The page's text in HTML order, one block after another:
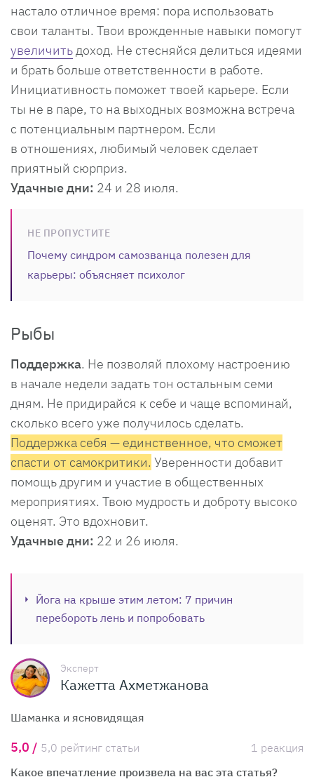
настало отличное время: пора использовать
свои таланты. Твои врожденные навыки помогут
увеличитьдоход. Не стесняйся делиться идеями
и брать больше ответственности в работе.
Инициативность поможет твоей карьере. Если
ты не в паре, то на выходных возможна встреча
с потенциальным партнером. Если
в отношениях, любимый человек сделает
приятный сюрприз.
Удачные дни: 24 и 28 июля.
НЕ ПРОПУСТИТЕ
Почему синдром самозванца полезен для
карьеры: объясняет психолог
Рыбы
Поддержка. Не позволяй плохому настроению
в начале недели задать тон остальным семи
дням. Не придирайся к себе и чаще вспоминай,
сколько всего уже получилось сделать.
Поддержка себя — единственное, что сможет
спасти от самокритики. Уверенности добавит
помощь другим и участие в общественных
мероприятиях. Твою мудрость и доброту высоко
оценят. Это вдохновит.
Удачные дни: 22 и 26 июля.
Йога на крыше этим летом: 7 причин
перебороть лень и попробовать
Эксперт
Кажетта Ахметжанова
Шаманка и ясновидящая
5,0 / 5,0 рейтинг статьи
1 реакция
Какое впечатление произвела на вас эта статья?